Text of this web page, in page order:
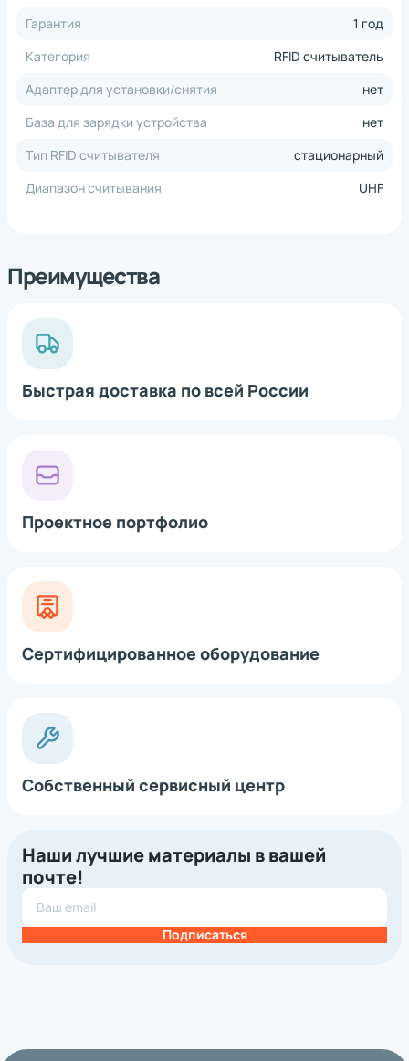
Гарантия
1 год
Категория
RFID считыватель
Адаптер для установки/снятия
нет
База для зарядки устройства
нет
Тип RFID считывателя
стационарный
Диапазон считывания
UHF
Преимущества
Быстрая доставка по всей России
Проектное портфолио
Сертифицированное оборудование
Собственный сервисный центр
Наши лучшие материалы в вашей
почте!
Подписаться
*Нажимая на кнопку, вы
даете согласие на
персональных
* Нажимая на кнопку, вы
даете согласие на
*
обработку персональных данных